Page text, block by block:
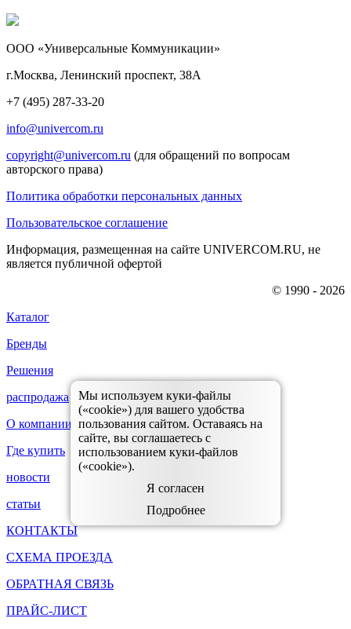
ООО «Универсальные Коммуникации»
г.Москва, Ленинский проспект, 38А
+7 (495) 287-33-20
info@univercom.ru
copyright@univercom.ru (для обращений по вопросам
авторского права)
Политика обработки персональных данных
Пользовательское соглашение
Информация, размещенная на сайте UNIVERCOM.RU, не
является публичной офертой
© 1990 - 2026
Каталог
Бренды
Решения
распродажа
О компании
Где купить
новости
статьи
КОНТАКТЫ
СХЕМА ПРОЕЗДА
ОБРАТНАЯ СВЯЗЬ
ПРАЙС-ЛИСТ
Мы используем куки-файлы
(«cookie») для вашего удобства
пользования сайтом. Оставаясь на
сайте, вы соглашаетесь с
использованием куки-файлов
(«cookie»).
Я согласен
Подробнее